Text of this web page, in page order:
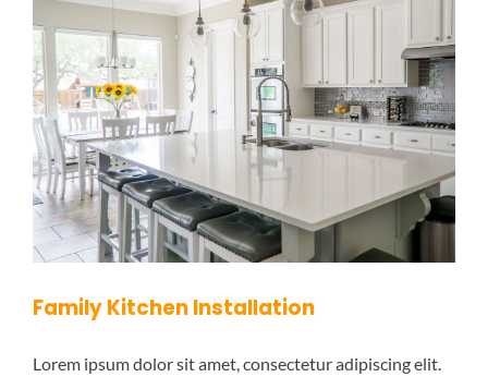
Family Kitchen Installation
Lorem ipsum dolor sit amet, consectetur adipiscing elit.